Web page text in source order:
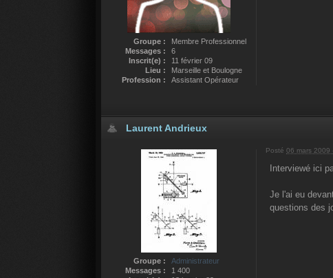
Groupe :
Membre Professionnel
Messages :
6
Inscrit(e) :
11 février 09
Lieu :
Marseille et Boulogne
Profession :
Assistant Opérateur
Laurent Andrieux
Groupe :
Administrateur
Messages :
1 400
Posté 06 mars 2009
Interviewé ici
Je l'ai eu
questions des